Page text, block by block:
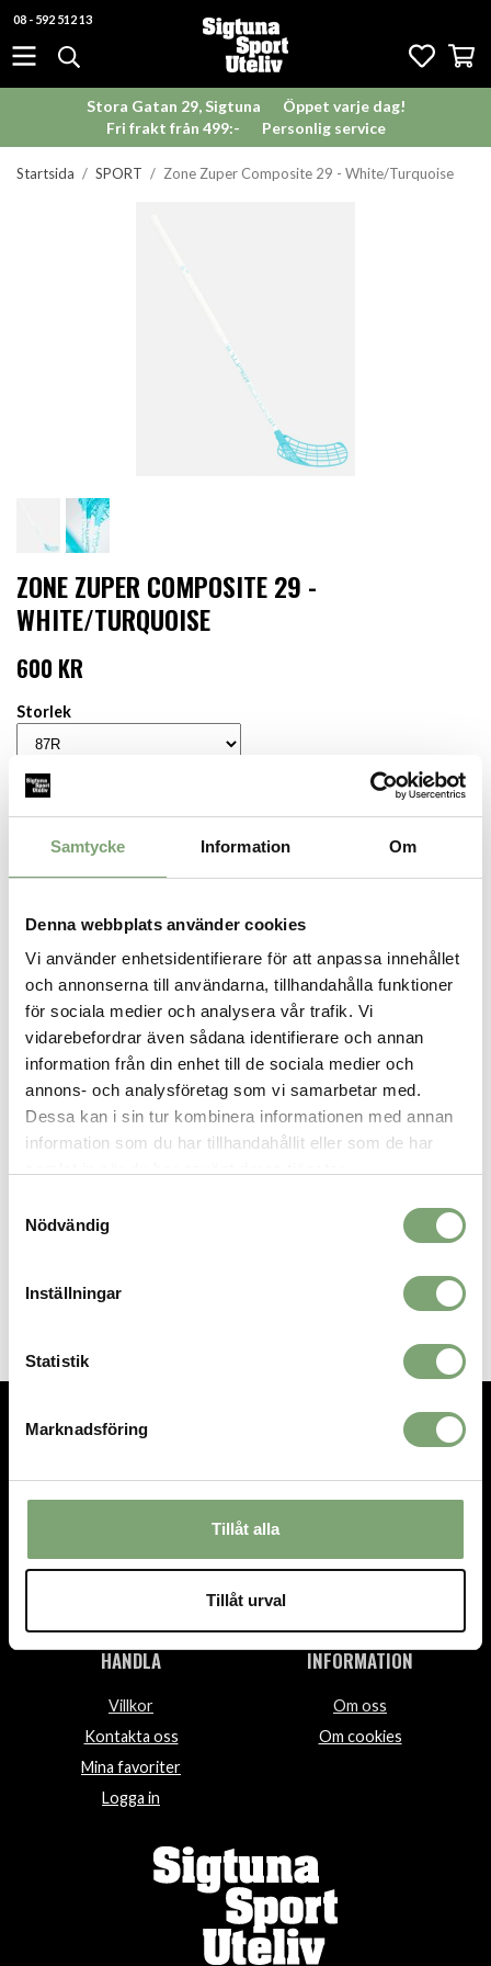
Samtycke Information Om
Denna webbplats använder cookies
Vi använder enhetsidentifierare för att anpassa innehållet
och annonserna till användarna, tillhandahålla funktioner
för sociala medier och analysera vår trafik. Vi
vidarebefordrar även sådana identifierare och annan
information från din enhet till de sociala medier och
annons- och analysföretag som vi samarbetar med.
Dessa kan i sin tur kombinera informationen med annan
information som du har tillhandahållit eller som de har
Nödvändig
Inställningar
Statistik
Marknadsföring
Tillåt alla
Tillåt urval
08 - 592 512 13
Stora Gatan 29, Sigtuna
Öppet varje dag!
Fri frakt från 499:-
Personlig service
Startsida / SPORT / Zone Zuper Composite 29 - White/Turquoise
ZONE ZUPER COMPOSITE 29 -
WHITE/TURQUOISE
600 KR
Storlek
Finns i lager för omgående leverans
Innebandyklubba från Zone.
Detaljer:
Flex 29
100% Glas
225g i 96cm
Original grip
Rund form
Blad: PE HD
012899_12
INFO@SIGTUNASPORT.SE
Besök oss:
Öppettider:
Mån-fre 10-18, Lör 10-15, Sön 12-15
HANDLA
Villkor
Kontakta oss
Mina favoriter
Logga in
INFORMATION
Om oss
Om cookies